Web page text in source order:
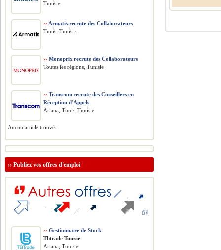
Tunisie
›› Armatis recrute des Collaborateurs
Tunis, Tunisie
›› Monoprix recrute des Collaborateurs
Toutes les régions, Tunisie
›› Transcom recrute des Conseillers en
Réception d’Appels
Ariana, Tunis, Tunisie
Aucun article trouvé.
››Publiez vos offres d'emploi
›› Gestionnaire de Stock
Tbtrade Tunisie
Ariana, Tunisie